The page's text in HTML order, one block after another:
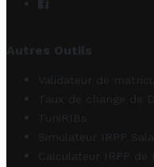
Autres Outils
Validateur de
Taux de change de
TuniRIBs
Simulateur IRPP
Calculateur IRPP de